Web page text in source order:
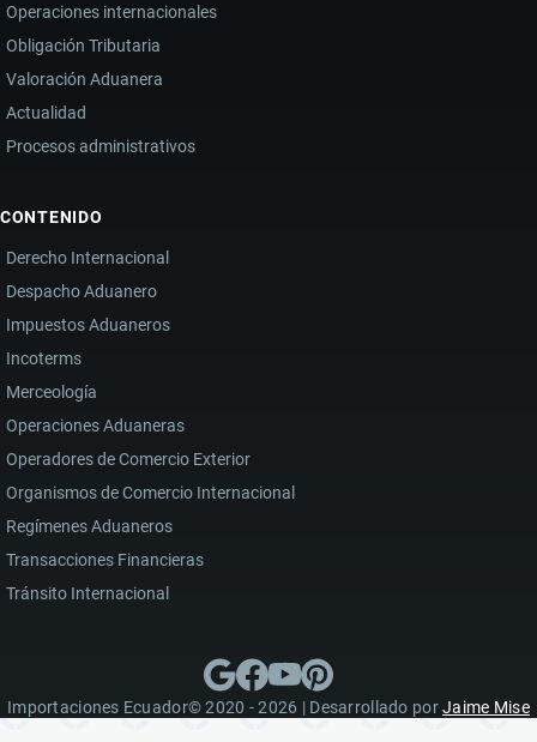
Operaciones internacionales
Obligación Tributaria
Valoración Aduanera
Actualidad
Procesos administrativos
CONTENIDO
Derecho Internacional
Despacho Aduanero
Impuestos Aduaneros
Incoterms
Merceología
Operaciones Aduaneras
Operadores de Comercio Exterior
Organismos de Comercio Internacional
Regímenes Aduaneros
Transacciones Financieras
Tránsito Internacional
Importaciones Ecuador© 2020 - 2026 | Desarrollado porJaime Mise